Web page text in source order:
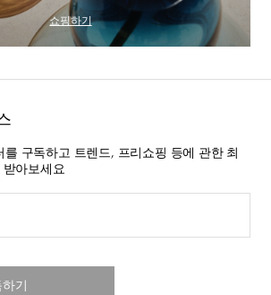
쇼핑하기
를 구독하고 트렌드, 프리쇼핑 등에 관한 최
받아보세요
기